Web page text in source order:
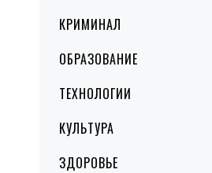
КРИМИНАЛ
ОБРАЗОВАНИЕ
ТЕХНОЛОГИИ
КУЛЬТУРА
ЗДОРОВЬЕ